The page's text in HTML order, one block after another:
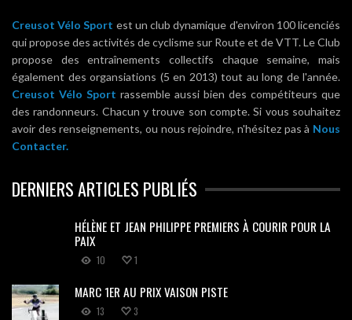
Creusot Vélo Sport est un club dynamique d'environ 100 licenciés
qui propose des activités de cyclisme sur Route et de VTT. Le Club
propose des entraînements collectifs chaque semaine, mais
également des organsiations (5 en 2013) tout au long de l'année.
Creusot Vélo Sport rassemble aussi bien des compétiteurs que
des randonneurs. Chacun y trouve son compte. Si vous souhaitez
avoir des renseignements, ou nous rejoindre, n'hésitez pas à Nous
Contacter.
DERNIERS ARTICLES PUBLIÉS
HÉLÈNE ET JEAN PHILIPPE PREMIERS À COURIR POUR LA
PAIX
10 1
MARC 1ER AU PRIX VAISON PISTE
13 3